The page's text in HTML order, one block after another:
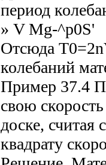
период
» V Mg-^p0S'
Отсюда
колебаний
Пример 37.4
свою
доске, считая
квадрату